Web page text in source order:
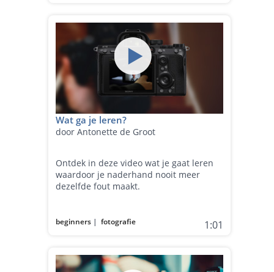
Wat ga je leren?
door Antonette de Groot
Ontdek in deze video wat je gaat leren
waardoor je naderhand nooit meer
dezelfde fout maakt.
beginners |fotografie 1:01